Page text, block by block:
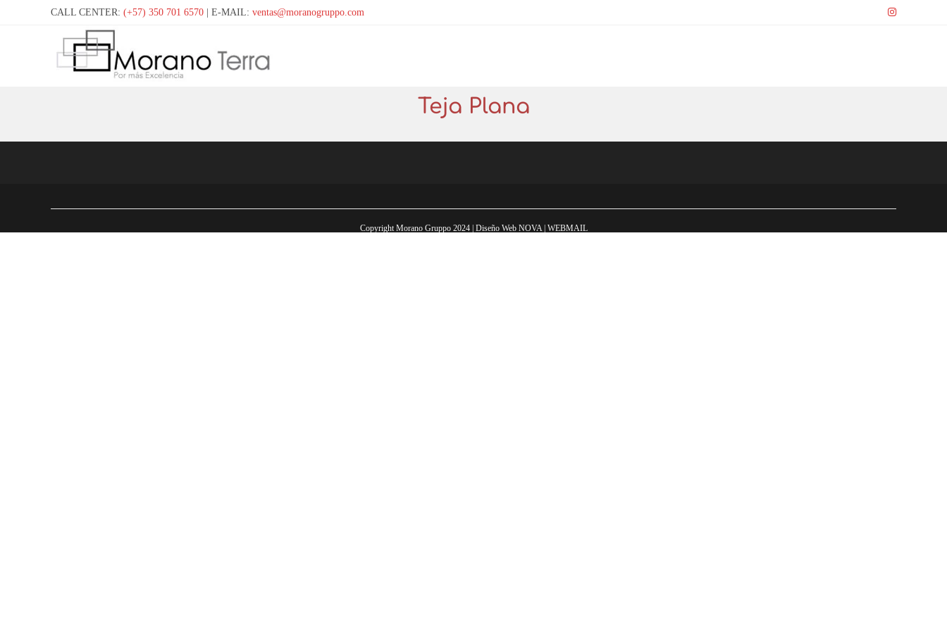
CALL CENTER: (+57) 350 701 6570 | E-MAIL: ventas@moranogruppo.com
Teja Plana
Copyright Morano Gruppo 2024 | Diseño Web NOVA| WEBMAIL